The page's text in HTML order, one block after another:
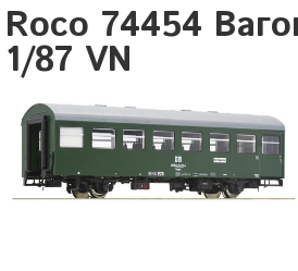
Roco 74454
1/87 VN